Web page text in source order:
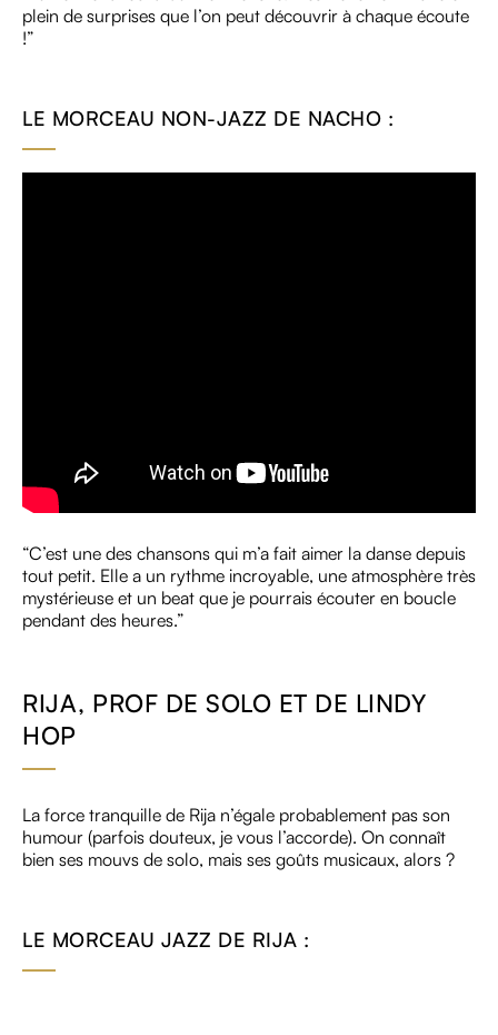
plein de surprises que l’on peut découvrir à chaque écoute
!”
LE MORCEAU NON-JAZZ DE NACHO :
“C’est une des chansons qui m’a fait aimer la danse depuis
tout petit. Elle a un rythme incroyable, une atmosphère très
mystérieuse et un beat que je pourrais écouter en boucle
pendant des heures.”
RIJA, PROF DE SOLO ET DE LINDY
HOP
La force tranquille de Rija n’égale probablement pas son
humour (parfois douteux, je vous l’accorde). On connaît
bien ses mouvs de solo, mais ses goûts musicaux, alors ?
LE MORCEAU JAZZ DE RIJA :